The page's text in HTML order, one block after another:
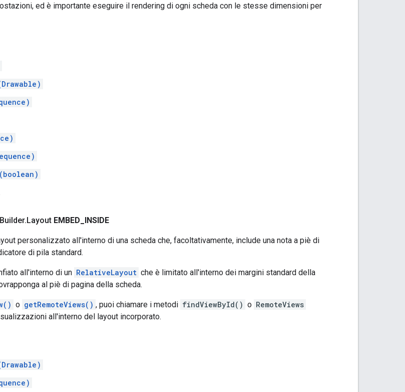
ed è importante eseguire il rendering di ogni scheda con le stesse dimensioni per
Builder.Layout EMBED INSIDE
personalizzato all'interno di una scheda che, facoltativamente, include una nota a piè di
di pila standard.
all'interno di un RelativeLayout che è limitato all'interno dei margini standard della
al piè di pagina della scheda.
o getRemoteViews() , puoi chiamare i metodi findViewById() o RemoteViews
all'interno del layout incorporato.